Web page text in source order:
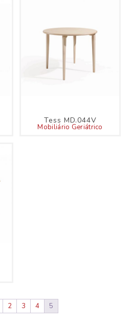
Tess MD.044V
Mobiliário Geriátrico
2 3 4 5